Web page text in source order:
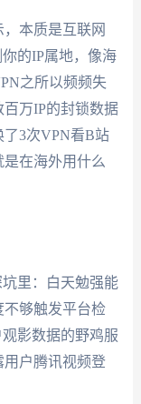
本质是互联网
的IP属地，像海
之所以频频失
万IP的封锁数据
3次VPN看B站
在海外用什么
里：白天勉强能
够触发平台检
影数据的野鸡服
户腾讯视频登